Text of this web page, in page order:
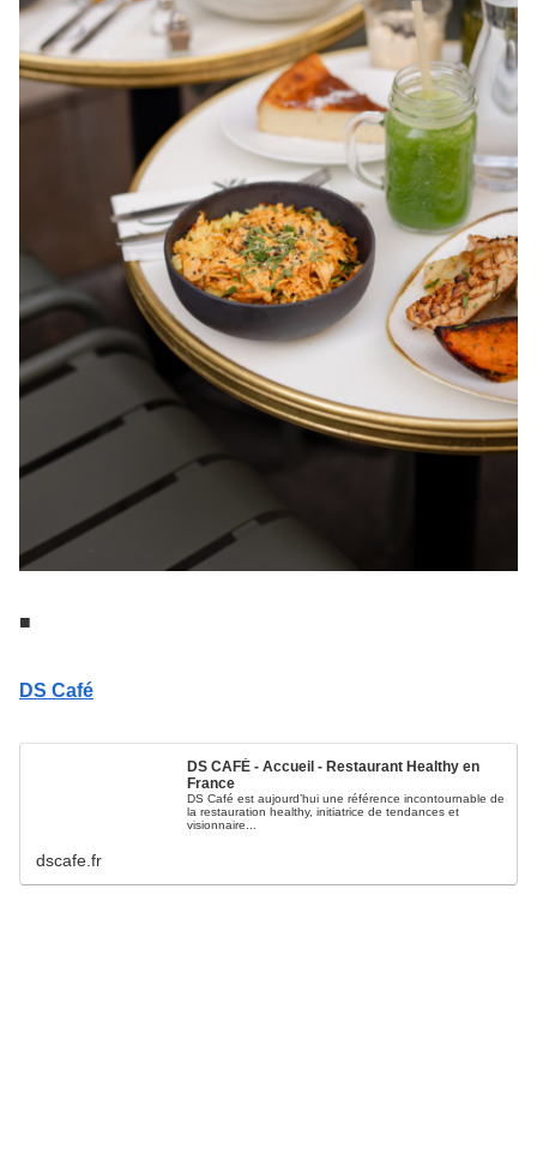
■
DS Café
DS CAFÉ - Accueil - Restaurant Healthy en
France
DS Café est aujourd’hui une référence incontournable de
la restauration healthy, initiatrice de tendances et
visionnaire...
dscafe.fr